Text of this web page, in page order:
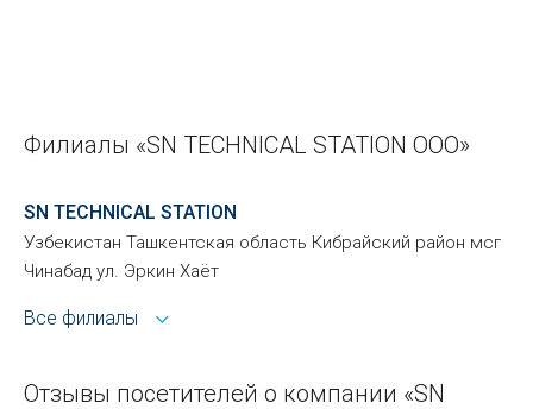
Филиалы «SN TECHNICAL STATION ООО»
SN TECHNICAL STATION
Узбекистан Ташкентская область Кибрайский район мсг
Чинабад ул. Эркин Хаёт
Все филиалы
Отзывы посетителей о компании «SN